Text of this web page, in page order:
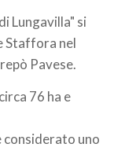
Lungavilla" si
Staffora nel
Pavese.
76 ha e
uno